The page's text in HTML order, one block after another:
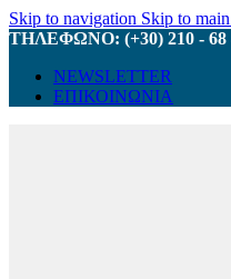
Skip to navigation Skip to
ΤΗΛΕΦΩΝΟ: (+30) 210 - 68
NEWSLETTER
ΕΠΙΚΟΙΝΩΝΙΑ